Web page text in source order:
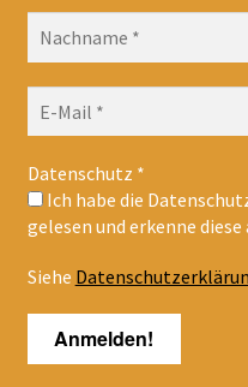
Datenschutz *
Ich habe die
gelesen und erkenne diese
Siehe